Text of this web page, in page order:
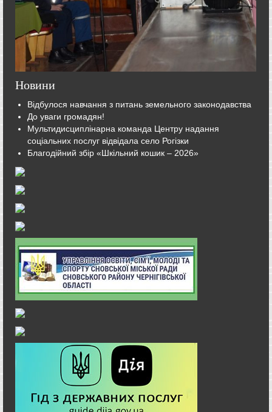
Новини
Відбулося навчання з питань земельного законодавства
До уваги громадян!
Мультидисциплінарна команда Центру надання
соціальних послуг відвідала село Рогізки
Благодійний збір «Шкільний кошик – 2026»